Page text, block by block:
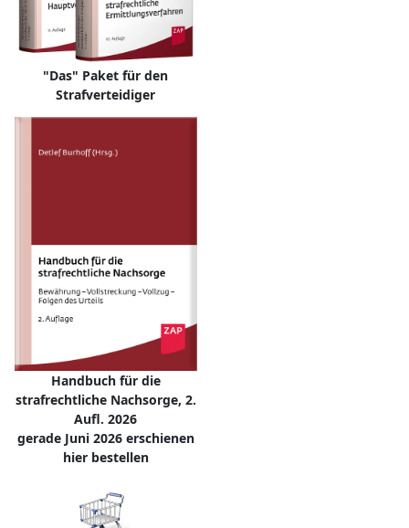
"Das" Paket für den
Strafverteidiger
Handbuch für die
strafrechtliche Nachsorge, 2.
Aufl. 2026
gerade Juni 2026 erschienen
hier bestellen